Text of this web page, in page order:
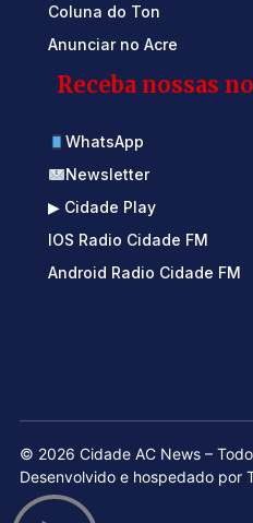
Coluna do Ton
Anunciar no Acre
Receba nossas
WhatsApp
Newsletter
▶ Cidade Play
IOS Radio Cidade FM
Android Radio Cidade FM
© 2026 Cidade AC News –
Desenvolvido e hospedado por